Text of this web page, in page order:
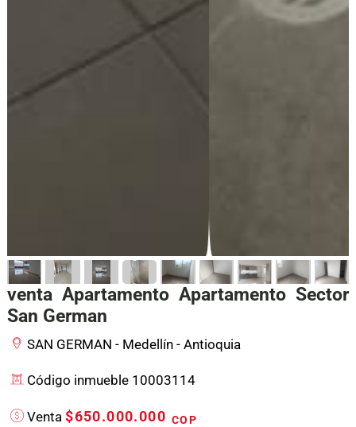
venta Apartamento Apartamento Sector
San German
SAN GERMAN - Medellín - Antioquia
Código inmueble 10003114
Venta$650.000.000 COP